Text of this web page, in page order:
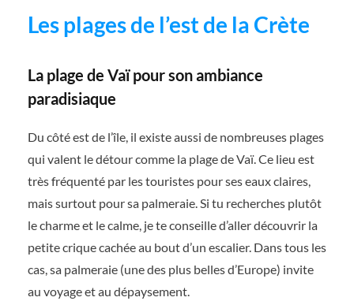
Les plages de l’est de la Crète
La plage de Vaï pour son ambiance
paradisiaque
Du côté est de l’île, il existe aussi de nombreuses plages
qui valent le détour comme la plage de Vaï. Ce lieu est
très fréquenté par les touristes pour ses eaux claires,
mais surtout pour sa palmeraie. Si tu recherches plutôt
le charme et le calme, je te conseille d’aller découvrir la
petite crique cachée au bout d’un escalier. Dans tous les
cas, sa palmeraie (une des plus belles d’Europe) invite
au voyage et au dépaysement.